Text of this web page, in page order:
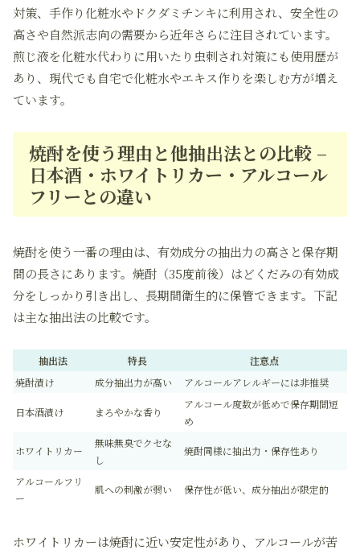
対策、手作り化粧水やドクダミチンキに利用され、安全性の
高さや自然派志向の需要から近年さらに注目されています。
煎じ液を化粧水代わりに用いたり虫刺され対策にも使用歴が
あり、現代でも自宅で化粧水やエキス作りを楽しむ方が増え
ています。
焼酎を使う理由と他抽出法との比較 –
日本酒・ホワイトリカー・アルコール
フリーとの違い
焼酎を使う一番の理由は、有効成分の抽出力の高さと保存期
間の長さにあります。焼酎（35度前後）はどくだみの有効成
分をしっかり引き出し、長期間衛生的に保管できます。下記
は主な抽出法の比較です。
抽出法 特長
注意点
焼酎漬け
成分抽出力が高い アルコールアレルギーには非推奨
日本酒漬け まろやかな香り
アルコール度数が低めで保存期間短
め
ホワイトリカー
無味無臭でクセな
し
焼酎同様に抽出力・保存性あり
アルコールフリ
ー
肌への刺激が弱い 保存性が低い、成分抽出が限定的
ホワイトリカーは焼酎に近い安定性があり、アルコールが苦